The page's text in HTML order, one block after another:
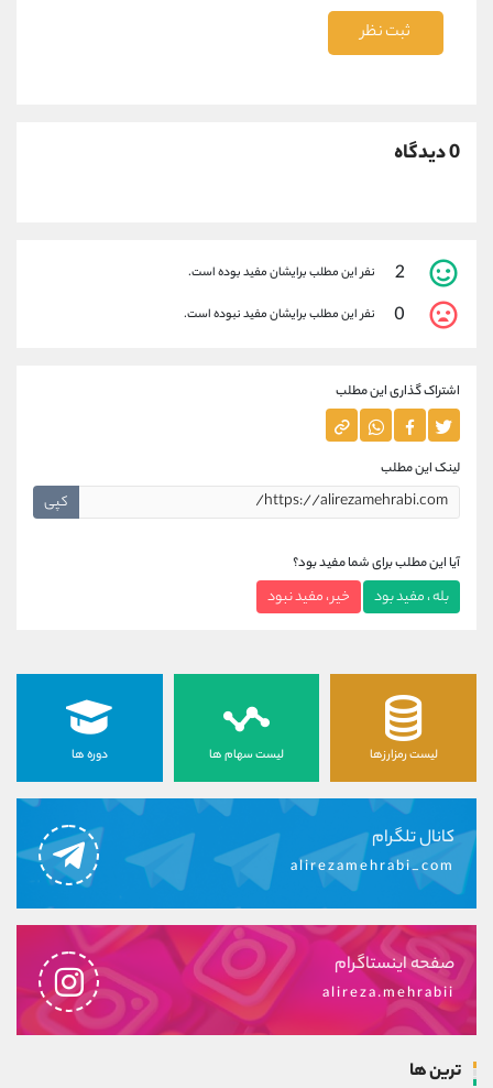
ثبت نظر
0 دیدگاه
2 نفر این مطلب برایشان مفید بوده است.
0 نفر این مطلب برایشان مفید نبوده است.
اشتراک گذاری این مطلب
لینک این مطلب
کپی
آیا این مطلب برای شما مفید بود؟
بله ، مفید بود خیر ، مفید نبود
لیست رمزارزها لیست سهام ها دوره ها
کانال تلگرام
alirezamehrabi_com
صفحه اینستاگرام
alireza.mehrabii
ترین ها